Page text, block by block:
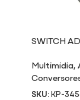
SWITCH
Multimidia,
SKU:KP-